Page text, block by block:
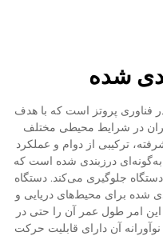
شده
فناوری پروتز است که با هدف
در شرایط محیطی مختلف
ترکیبی از دوام و عملکرد
درزبندی شده است که
جلوگیری می‌کند. دستگاه
شده برای محیط‌های دریایی و
امر طول عمر آن را حتی در
آن دارای قابلیت حرکت